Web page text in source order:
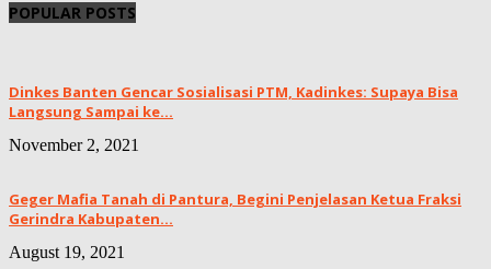
POPULAR POSTS
Dinkes Banten Gencar Sosialisasi PTM, Kadinkes: Supaya Bisa
Langsung Sampai ke...
November 2, 2021
Geger Mafia Tanah di Pantura, Begini Penjelasan Ketua Fraksi
Gerindra Kabupaten...
August 19, 2021